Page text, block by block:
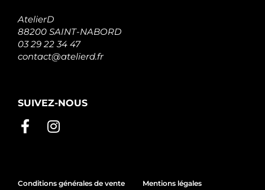
AtelierD
88200 SAINT-NABORD
03 29 22 34 47
contact@atelierd.fr
SUIVEZ-NOUS
Conditions générales de vente Mentions légales